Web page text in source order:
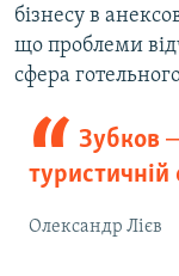
бізнесу в
що проблеми
сфера
Зубков
туристичній
Олександр Лієв